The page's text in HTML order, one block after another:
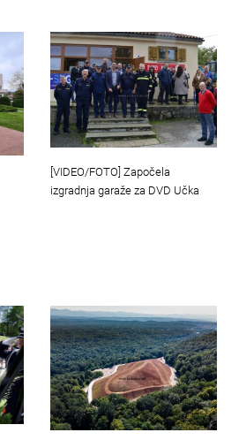
[VIDEO/FOTO] Započela
izgradnja garaže za DVD Učka